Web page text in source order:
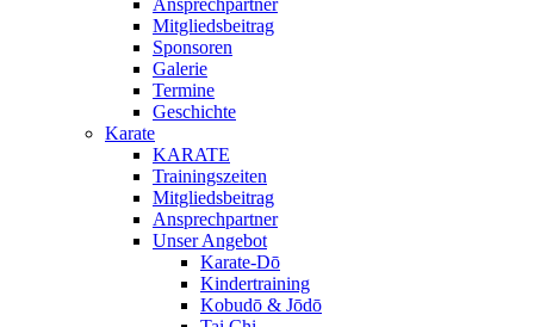
Ansprechpartner
Mitgliedsbeitrag
Sponsoren
Galerie
Termine
Geschichte
Karate
KARATE
Trainingszeiten
Mitgliedsbeitrag
Ansprechpartner
Unser Angebot
Karate-Dō
Kindertraining
Kobudō & Jōdō